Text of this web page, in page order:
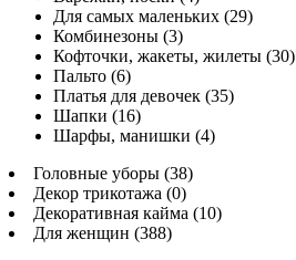
Для самых маленьких (29)
Комбинезоны (3)
Кофточки, жакеты, жилеты (30)
Пальто (6)
Платья для девочек (35)
Шапки (16)
Шарфы, манишки (4)
Головные уборы (38)
Декор трикотажа (0)
Декоративная кайма (10)
Для женщин (388)